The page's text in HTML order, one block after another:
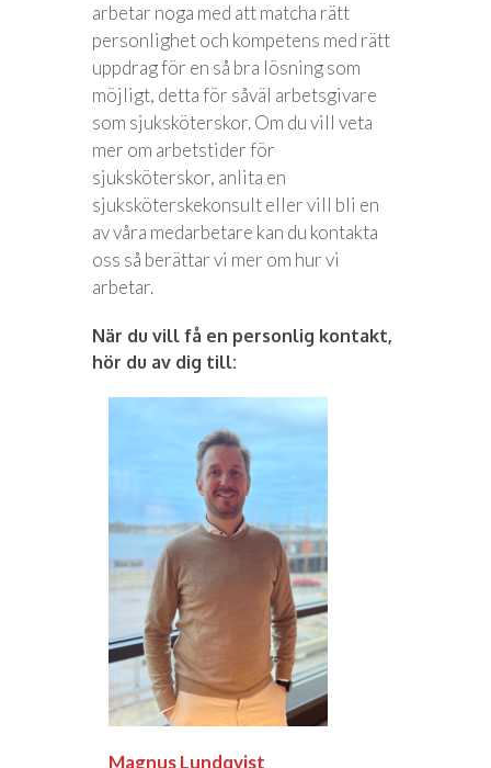
arbetar noga med att matcha rätt
personlighet och kompetens med rätt
uppdrag för en så bra lösning som
möjligt, detta för såväl arbetsgivare
som sjuksköterskor. Om du vill veta
mer om arbetstider för
sjuksköterskor, anlita en
sjuksköterskekonsult eller vill bli en
av våra medarbetare kan du kontakta
oss så berättar vi mer om hur vi
arbetar.
När du vill få en personlig kontakt,
hör du av dig till:
Magnus Lundqvist